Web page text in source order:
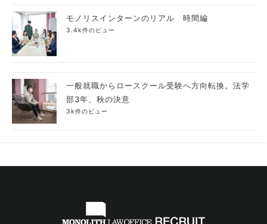
モノリスインターンのリアル 時間編
3.4k件のビュー
一般就職からロースクール受験へ方向転換。法学
部3年、秋の決意
3k件のビュー